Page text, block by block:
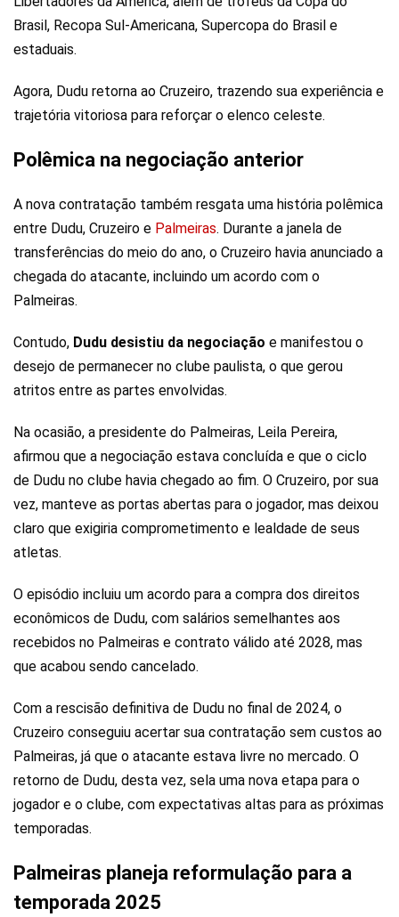
Brasil, Recopa Sul-Americana, Supercopa do Brasil e
estaduais.
Agora, Dudu retorna ao Cruzeiro, trazendo sua experiência e
trajetória vitoriosa para reforçar o elenco celeste.
Polêmica na negociação anterior
A nova contratação também resgata uma história polêmica
entre Dudu, Cruzeiro e Palmeiras. Durante a janela de
transferências do meio do ano, o Cruzeiro havia anunciado a
chegada do atacante, incluindo um acordo com o
Palmeiras.
Contudo, Dudu desistiu da negociação e manifestou o
desejo de permanecer no clube paulista, o que gerou
atritos entre as partes envolvidas.
Na ocasião, a presidente do Palmeiras, Leila Pereira,
afirmou que a negociação estava concluída e que o ciclo
de Dudu no clube havia chegado ao fim. O Cruzeiro, por sua
vez, manteve as portas abertas para o jogador, mas deixou
claro que exigiria comprometimento e lealdade de seus
atletas.
O episódio incluiu um acordo para a compra dos direitos
econômicos de Dudu, com salários semelhantes aos
recebidos no Palmeiras e contrato válido até 2028, mas
que acabou sendo cancelado.
Com a rescisão definitiva de Dudu no final de 2024, o
Cruzeiro conseguiu acertar sua contratação sem custos ao
Palmeiras, já que o atacante estava livre no mercado. O
retorno de Dudu, desta vez, sela uma nova etapa para o
jogador e o clube, com expectativas altas para as próximas
temporadas.
Palmeiras planeja reformulação para a
temporada 2025